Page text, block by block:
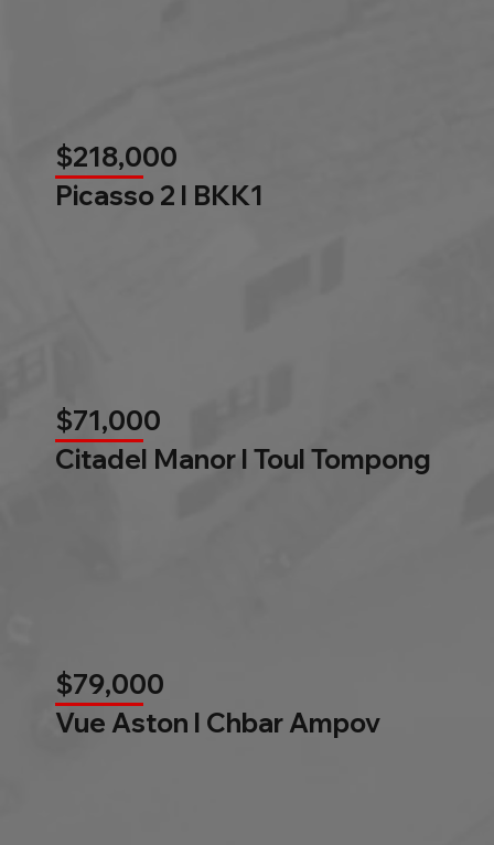
$218,000
Picasso 2 l BKK1
$71,000
Citadel Manor l Toul Tompong
$79,000
Vue Aston l Chbar Ampov